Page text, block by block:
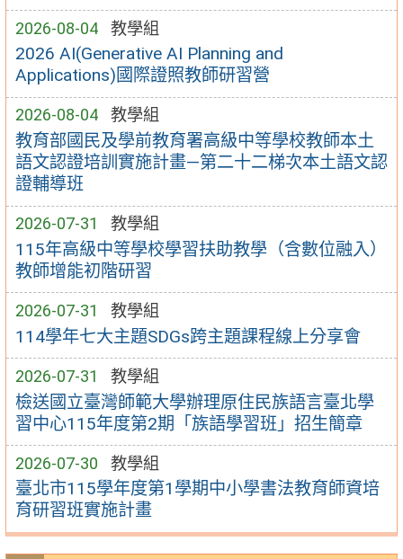
2026-08-04 教學組
2026 AI(Generative AI Planning and
Applications)國際證照教師研習營
2026-08-04 教學組
教育部國民及學前教育署高級中等學校教師本土
語文認證培訓實施計畫—第二十二梯次本土語文認
證輔導班
2026-07-31 教學組
115年高級中等學校學習扶助教學（含數位融入）
教師增能初階研習
2026-07-31 教學組
114學年七大主題SDGs跨主題課程線上分享會
2026-07-31 教學組
檢送國立臺灣師範大學辦理原住民族語言臺北學
習中心115年度第2期「族語學習班」招生簡章
2026-07-30 教學組
臺北市115學年度第1學期中小學書法教育師資培
育研習班實施計畫